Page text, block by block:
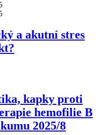
a akutní stres
kapky proti
hemofilie B
2025/8